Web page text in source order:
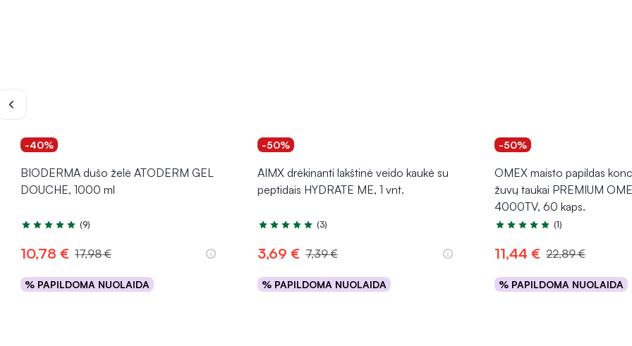
-40%
BIODERMA dušo želė ATODERM GEL
DOUCHE, 1000 ml
Įvertinimas 4.8 iš 5
(9)
10,78 € 17,98 €
% PAPILDOMA NUOLAIDA
Į krepšelį
-50%
AIMX drėkinanti lakštinė veido kaukė su
peptidais HYDRATE ME, 1 vnt.
Įvertinimas 5.0 iš 5
(3)
3,69 € 7,39 €
% PAPILDOMA NUOLAIDA
Į krepšelį
-50%
OMEX maisto papildas
žuvų taukai PREMIUM
4000TV, 60 kaps.
Įvertinimas 5.0 iš 5
(1)
11,44 € 22,89 €
% PAPILDOMA NUOLAIDA
Į krepšelį